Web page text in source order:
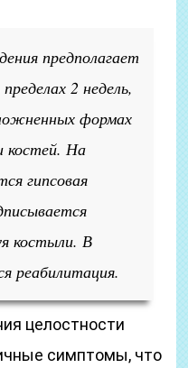
предполагает
2 недель,
формах
костей. На
гипсовая
костыли. В
реабилитация.
целостности
симптомы, что